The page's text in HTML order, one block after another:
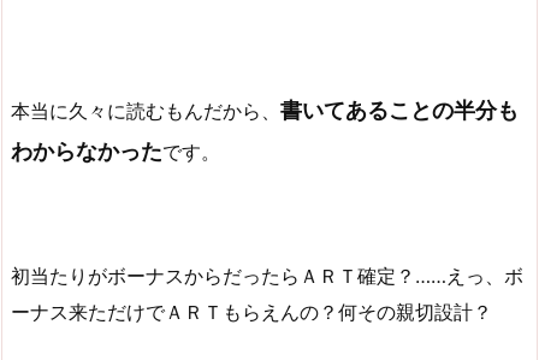
本当に久々に読むもんだから、 書いてあることの半分も
わからなかったです。
初当たりがボーナスからだったらＡＲＴ確定？……えっ、ボ
ーナス来ただけでＡＲＴもらえんの？何その親切設計？